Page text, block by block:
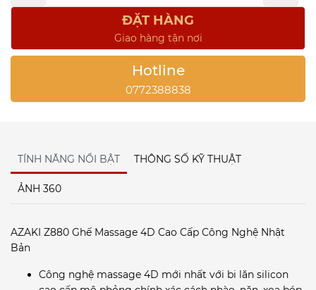
ĐẶT HÀNG
Giao hàng tận nơi
Hotline
0772388838
TÍNH NĂNG NỔI BẬT THÔNG SỐ KỸ THUẬT
ẢNH 360
AZAKI Z880 Ghế Massage 4D Cao Cấp Công Nghệ Nhật
Bản
Công nghệ massage 4D mới nhất với bi lăn silicon